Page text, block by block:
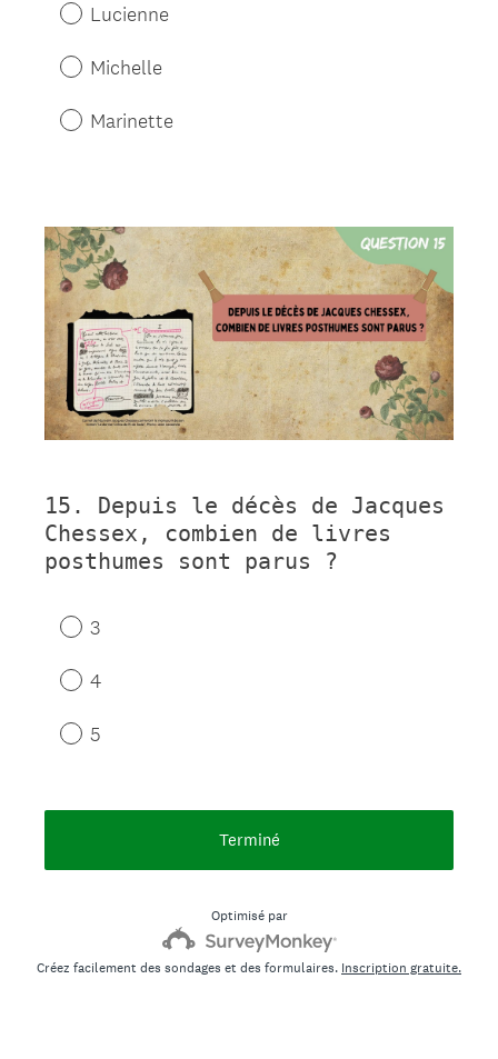
Lucienne
Michelle
Marinette
Title
Question
Title
15 .
Depuis le décès de Jacques
Chessex, combien de livres
posthumes sont parus ?
3
4
5
Terminé
Optimisé par
Créez facilement des sondages et des formulaires. Inscription gratuite.